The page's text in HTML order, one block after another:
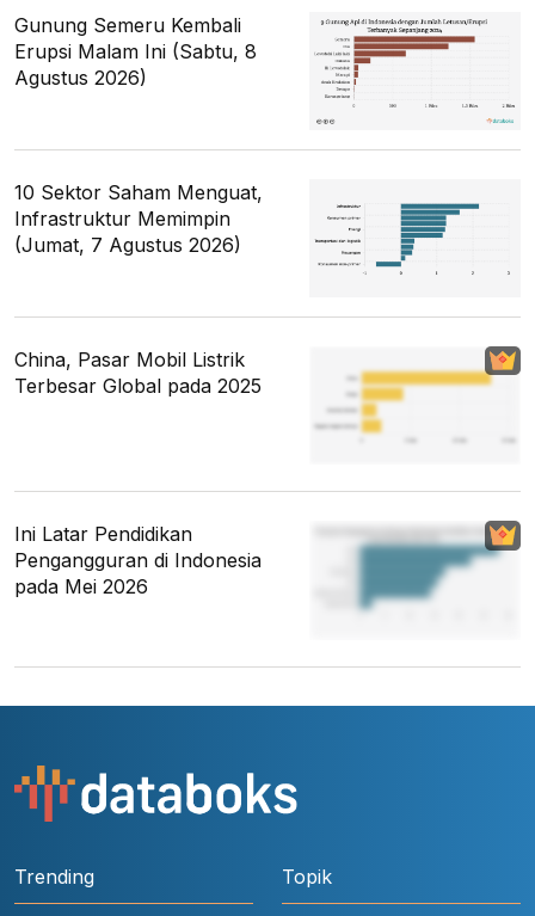
Gunung Semeru Kembali
Erupsi Malam Ini (Sabtu, 8
Agustus 2026)
10 Sektor Saham Menguat,
Infrastruktur Memimpin
(Jumat, 7 Agustus 2026)
China, Pasar Mobil Listrik
Terbesar Global pada 2025
Ini Latar Pendidikan
Pengangguran di Indonesia
pada Mei 2026
Trending Topik